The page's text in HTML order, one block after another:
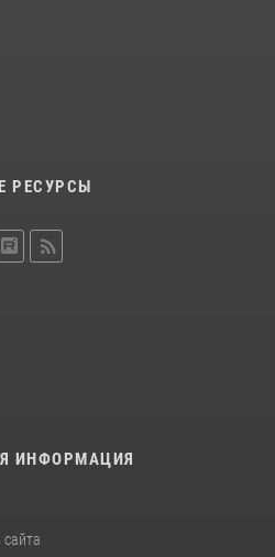
РЕСУРСЫ
ИНФОРМАЦИЯ